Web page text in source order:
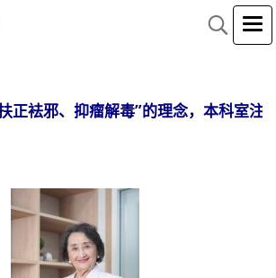
正袪邪、抑瘤解毒”的理念，本科室